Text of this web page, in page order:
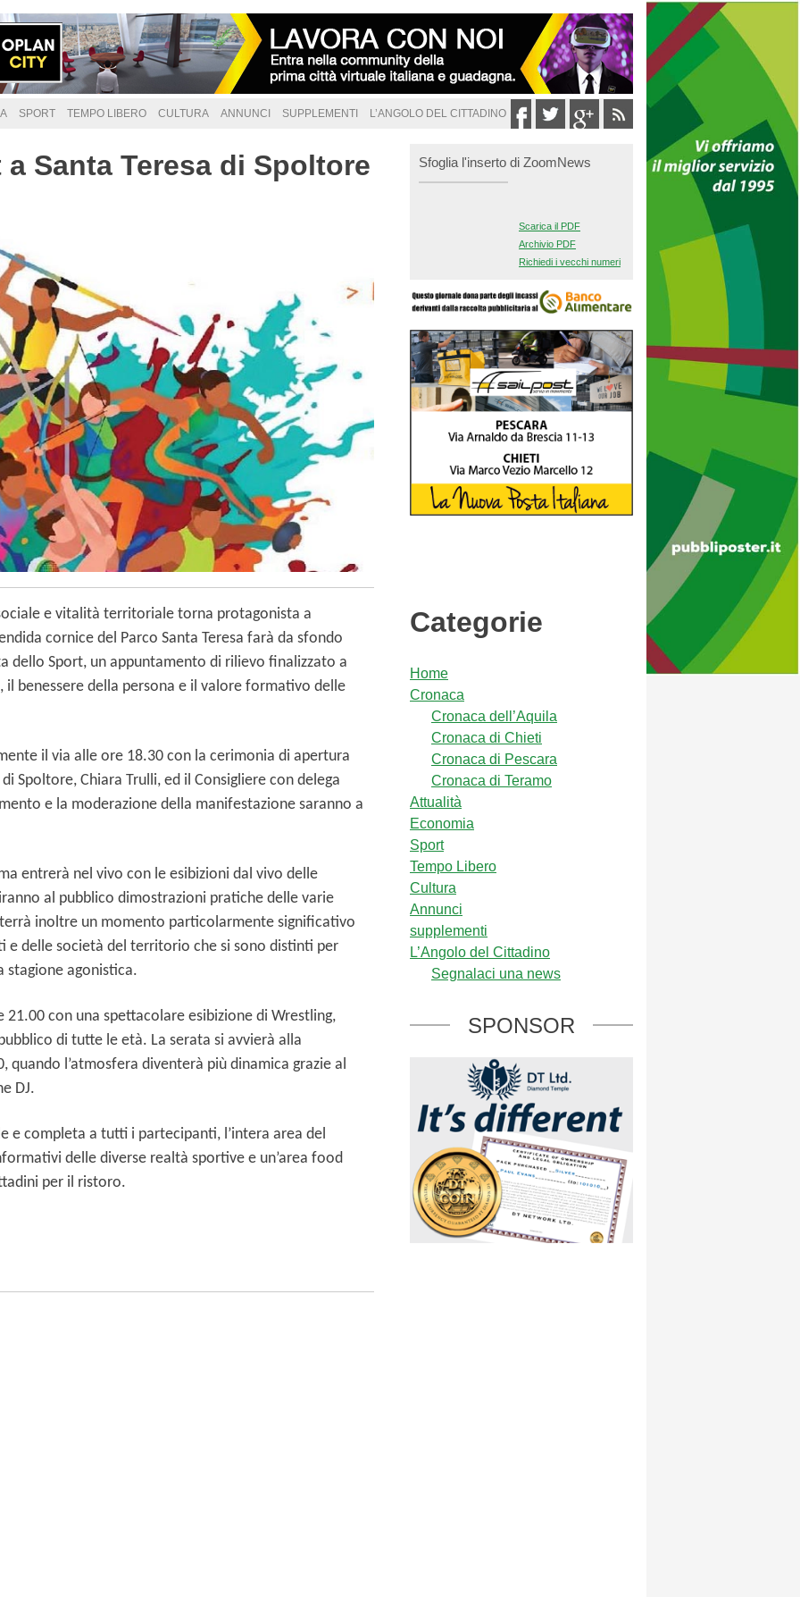
SPORT TEMPO LIBERO CULTURA ANNUNCI SUPPLEMENTI L’ANGOLO DEL CITTADINO
Santa Teresa di Spoltore
e vitalità territoriale torna protagonista a
cornice del Parco Santa Teresa farà da sfondo
dello Sport, un appuntamento di rilievo finalizzato a
benessere della persona e il valore formativo delle
il via alle ore 18.30 con la cerimonia di apertura
Spoltore, Chiara Trulli, ed il Consigliere con delega
e la moderazione della manifestazione saranno a
entrerà nel vivo con le esibizioni dal vivo delle
al pubblico dimostrazioni pratiche delle varie
inoltre un momento particolarmente significativo
e delle società del territorio che si sono distinti per
stagione agonistica.
21.00 con una spettacolare esibizione di Wrestling,
di tutte le età. La serata si avvierà alla
l’atmosfera diventerà più dinamica grazie al
DJ.
e completa a tutti i partecipanti, l’intera area del
delle diverse realtà sportive e un’area food
per il ristoro.
Sfoglia l'inserto di ZoomNews
Scarica il PDF
Archivio PDF
Richiedi i vecchi numeri
Categorie
Home
Cronaca
Cronaca dell’Aquila
Cronaca di Chieti
Cronaca di Pescara
Cronaca di Teramo
Attualità
Economia
Sport
Tempo Libero
Cultura
Annunci
supplementi
L’Angolo del Cittadino
Segnalaci una news
SPONSOR